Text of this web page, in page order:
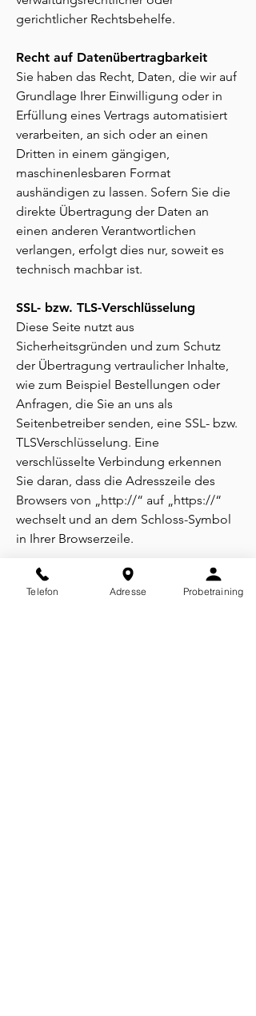
gerichtlicher Rechtsbehelfe.
Recht auf Datenübertragbarkeit
Sie haben das Recht, Daten, die wir auf
Grundlage Ihrer Einwilligung oder in
Erfüllung eines Vertrags automatisiert
verarbeiten, an sich oder an einen
Dritten in einem gängigen,
maschinenlesbaren Format
aushändigen zu lassen. Sofern Sie die
direkte Übertragung der Daten an
einen anderen Verantwortlichen
verlangen, erfolgt dies nur, soweit es
technisch machbar ist.
SSL- bzw. TLS-Verschlüsselung
Diese Seite nutzt aus
Sicherheitsgründen und zum Schutz
der Übertragung vertraulicher Inhalte,
wie zum Beispiel Bestellungen oder
Anfragen, die Sie an uns als
Seitenbetreiber senden, eine SSL- bzw.
TLSVerschlüsselung. Eine
verschlüsselte Verbindung erkennen
Sie daran, dass die Adresszeile des
Browsers von „http://“ auf „https://“
wechselt und an dem Schloss-Symbol
in Ihrer Browserzeile.
Wenn die SSL- bzw. TLS-
Verschlüsselung aktiviert ist, können
Telefon Adresse Probetraining